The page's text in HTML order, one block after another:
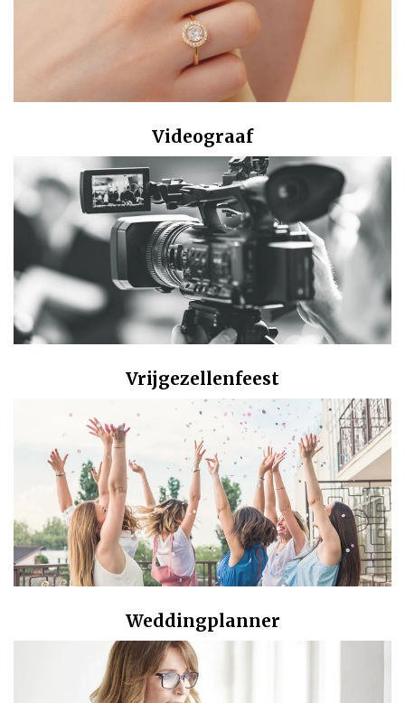
Videograaf
Vrijgezellenfeest
Weddingplanner